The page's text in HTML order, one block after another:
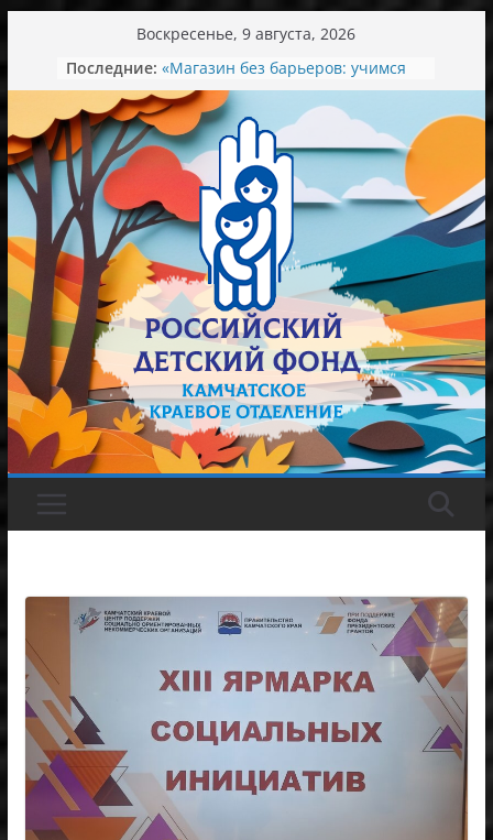
содержимому
Воскресенье, 9 августа, 2026
Последние: «Магазин без барьеров: учимся
понимать и договариваться»
День семьи, любви и верности
Экскурсия в мир красоты
Ароматный зеленый вкус лета.
Концерт в колледже искусств